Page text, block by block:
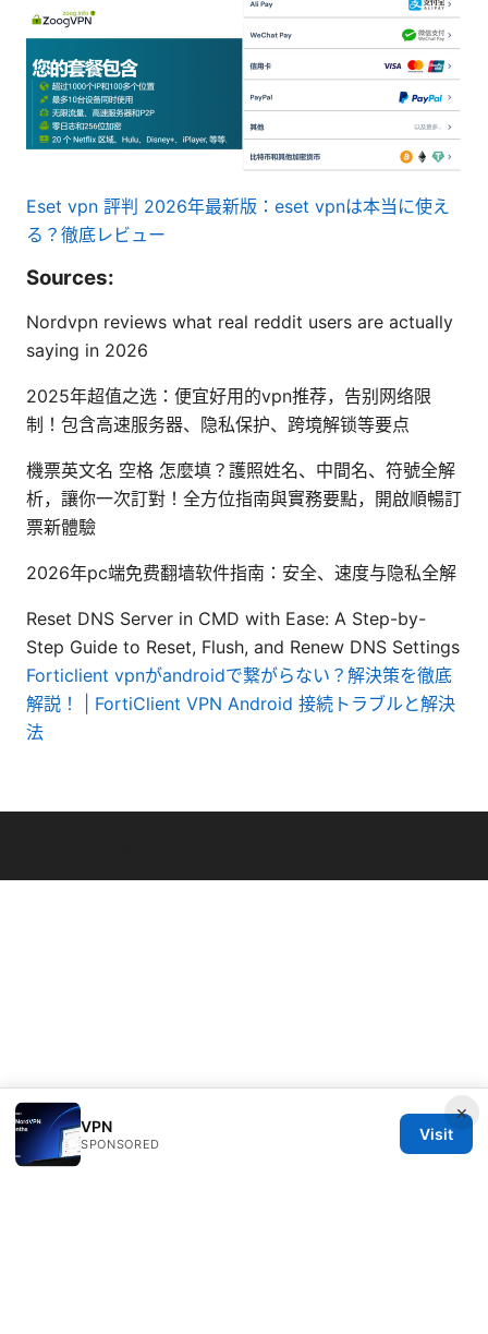
Eset vpn 評判 2026年最新版：eset vpnは本当に使え
る？徹底レビュー
Sources:
Nordvpn reviews what real reddit users are actually
saying in 2026
2025年超值之选：便宜好用的vpn推荐，告别网络限
制！包含高速服务器、隐私保护、跨境解锁等要点
機票英文名 空格 怎麼填？護照姓名、中間名、符號全解
析，讓你一次訂對！全方位指南與實務要點，開啟順暢訂
票新體驗
2026年pc端免费翻墙软件指南：安全、速度与隐私全解
Reset DNS Server in CMD with Ease: A Step-by-
Step Guide to Reset, Flush, and Renew DNS Settings
Forticlient vpnがandroidで繋がらない？解決策を徹底
解説！ | FortiClient VPN Android 接続トラブルと解決
法
×
VPN
SPONSORED
Visit